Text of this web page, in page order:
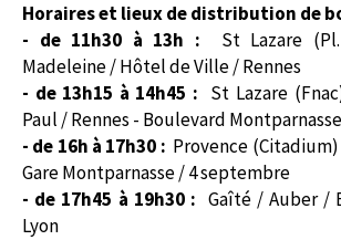
Horaires et lieux de distribution de
- de 11h30 à 13h :
St Lazare
Madeleine / Hôtel de Ville / Rennes
- de 13h15 à 14h45 : St Lazare
Paul / Rennes - Boulevard Montparnasse
- de 16h à 17h30 : Provence
Gare Montparnasse / 4 septembre
- de 17h45 à 19h30 : Gaîté / Auber /
Lyon